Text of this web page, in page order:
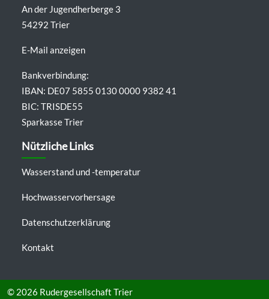
An der Jugendherberge 3
54292 Trier
E-Mail anzeigen
Bankverbindung:
IBAN: DE07 5855 0130 0000 9382 41
BIC: TRISDE55
Sparkasse Trier
Nützliche Links
Wasserstand und -temperatur
Hochwasservorhersage
Datenschutzerklärung
Kontakt
© 2026 Rudergesellschaft Trier